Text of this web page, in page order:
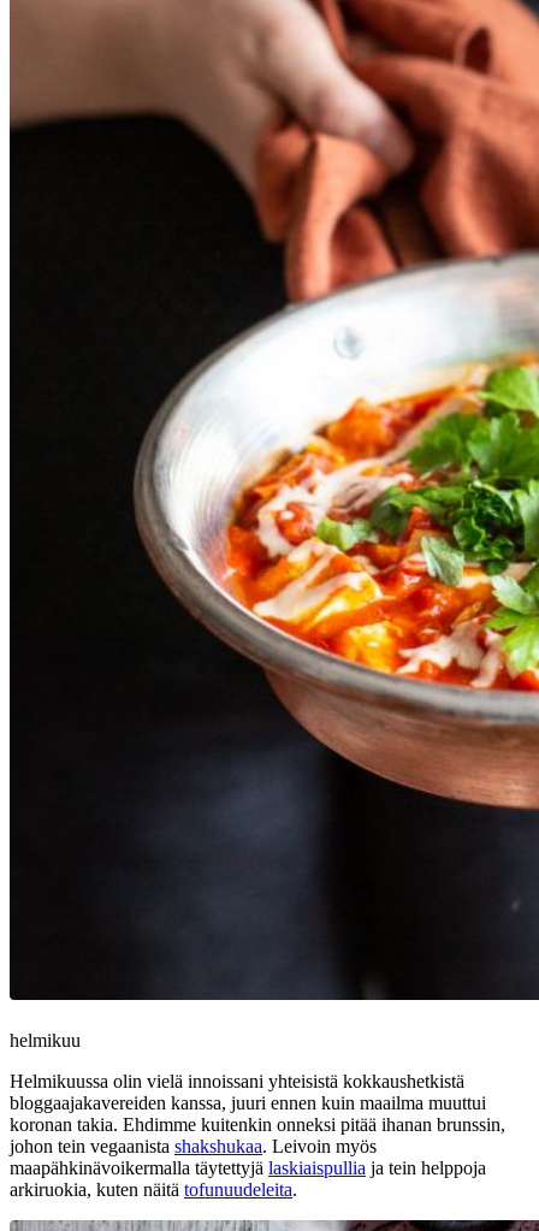
helmikuu
Helmikuussa olin vielä innoissani yhteisistä kokkaushetkistä
bloggaajakavereiden kanssa, juuri ennen kuin maailma muuttui
koronan takia. Ehdimme kuitenkin onneksi pitää ihanan brunssin,
johon tein vegaanista shakshukaa. Leivoin myös
maapähkinävoikermalla täytettyjä laskiaispullia ja tein helppoja
arkiruokia, kuten näitä tofunuudeleita.